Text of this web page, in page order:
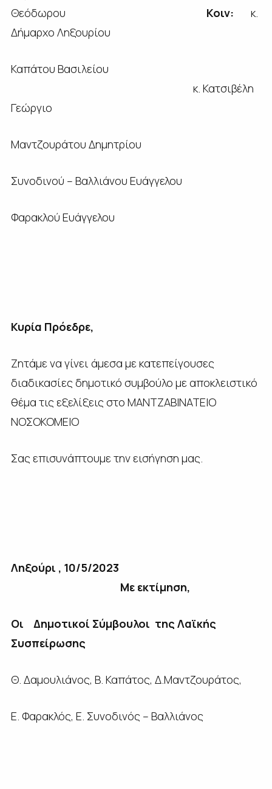
Θεόδωρου Κοιν: κ.
Δήμαρχο Ληξουρίου
Καπάτου Βασιλείου
κ. Κατσιβέλη
Γεώργιο
Μαντζουράτου Δημητρίου
Συνοδινού – Βαλλιάνου Ευάγγελου
Φαρακλού Ευάγγελου
Κυρία Πρόεδρε,
Ζητάμε να γίνει άμεσα με κατεπείγουσες
διαδικασίες δημοτικό συμβούλο με αποκλειστικό
θέμα τις εξελίξεις στο ΜΑΝΤΖΑΒΙΝΑΤΕΙΟ
ΝΟΣΟΚΟΜΕΙΟ
Σας επισυνάπτουμε την εισήγηση μας.
Ληξούρι , 10/5/2023
Με εκτίμηση,
Οι Δημοτικοί Σύμβουλοι της Λαϊκής
Συσπείρωσης
Θ. Δαμουλιάνος, Β. Καπάτος, Δ.Μαντζουράτος,
Ε. Φαρακλός, Ε. Συνοδινός – Βαλλιάνος